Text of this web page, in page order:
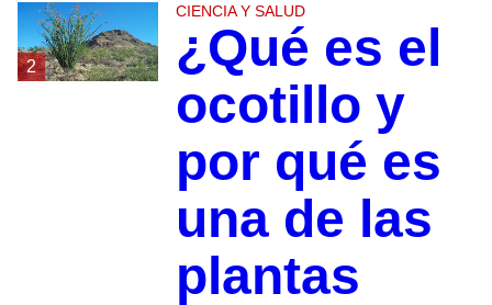
2
CIENCIA Y SALUD
¿Qué es el
ocotillo y
por qué es
una de las
plantas